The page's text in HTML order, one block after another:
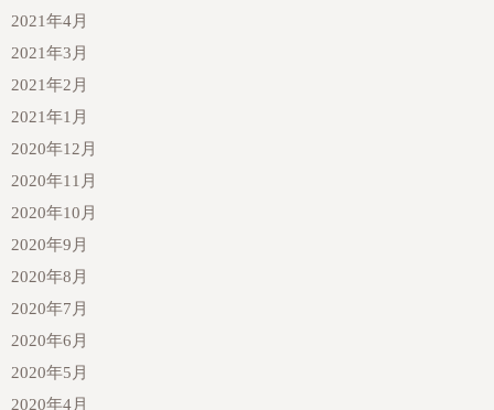
2021年4月
2021年3月
2021年2月
2021年1月
2020年12月
2020年11月
2020年10月
2020年9月
2020年8月
2020年7月
2020年6月
2020年5月
2020年4月